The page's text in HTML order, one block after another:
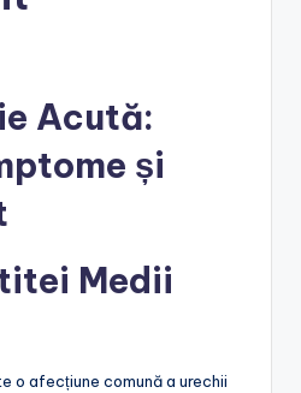
Acută:
și
Medii
o afecțiune comună a urechii